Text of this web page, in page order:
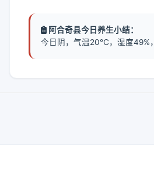
阿合奇县今日养生小结：
今日阴，气温20℃，湿度49%